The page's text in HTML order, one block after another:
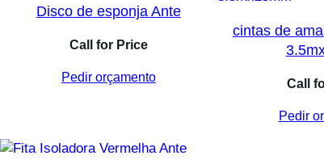
Disco de esponja Ante
Call for Price
Pedir orçamento
cintas de
Call
Pedir